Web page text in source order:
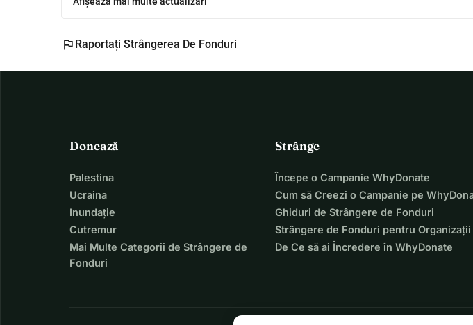
flag Raportați Strângerea De Fonduri
Donează
Palestina
Ucraina
Inundație
Cutremur
Mai Multe Categorii de Strângere de
Fonduri
Strânge
Începe o Campanie WhyDonate
Cum să Creezi o Campanie pe
Ghiduri de Strângere de Fonduri
Strângere de Fonduri pentru Organizații
De Ce să ai Încredere în WhyDonate